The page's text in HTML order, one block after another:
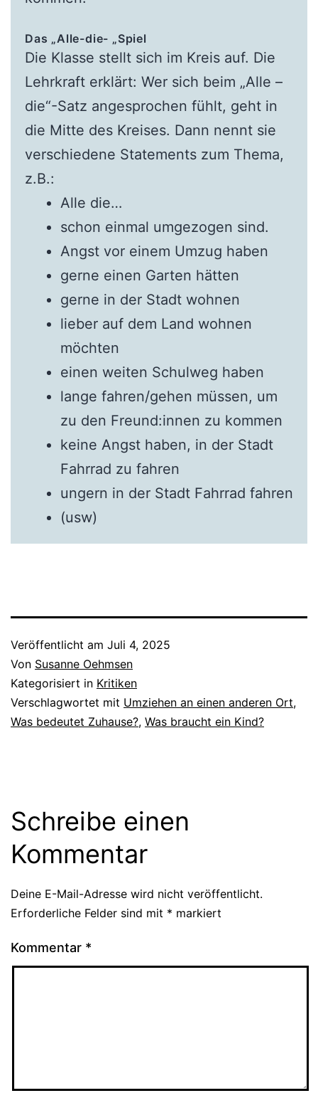
Das „Alle-die- „Spiel
Die Klasse stellt sich im Kreis auf. Die
Lehrkraft erklärt: Wer sich beim „Alle –
die“-Satz angesprochen fühlt, geht in
die Mitte des Kreises. Dann nennt sie
verschiedene Statements zum Thema,
z.B.:
Alle die…
schon einmal umgezogen sind.
Angst vor einem Umzug haben
gerne einen Garten hätten
gerne in der Stadt wohnen
lieber auf dem Land wohnen
möchten
einen weiten Schulweg haben
lange fahren/gehen müssen, um
zu den Freund:innen zu kommen
keine Angst haben, in der Stadt
Fahrrad zu fahren
ungern in der Stadt Fahrrad fahren
(usw)
Veröffentlicht am Juli 4, 2025
Von Susanne Oehmsen
Kategorisiert in Kritiken
Verschlagwortet mit Umziehen an einen anderen Ort,
Was bedeutet Zuhause?, Was braucht ein Kind?
Schreibe einen
Kommentar
Deine E-Mail-Adresse wird nicht veröffentlicht.
Erforderliche Felder sind mit * markiert
Kommentar *